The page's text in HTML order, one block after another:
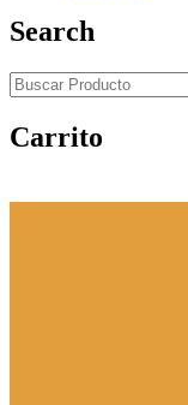
Search
Carrito